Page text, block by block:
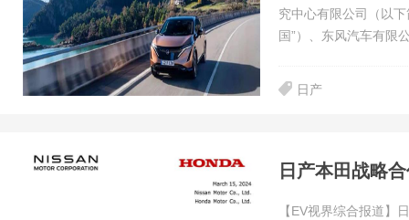
究中心有限公司（以
国”）、东风汽车有限
日产
日产本田战略
【EV视界综合报道】